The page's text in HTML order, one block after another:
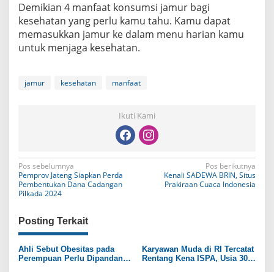
Demikian 4 manfaat konsumsi jamur bagi
kesehatan yang perlu kamu tahu. Kamu dapat
memasukkan jamur ke dalam menu harian kamu
untuk menjaga kesehatan.
jamur kesehatan manfaat
Ikuti Kami
N
a
i
g
a
Pos sebelumnya
Pemprov Jateng Siapkan Perda
Pembentukan Dana Cadangan
Pilkada 2024
Pos berikutnya
Kenali SADEWA BRIN, Situs
Prakiraan Cuaca Indonesia
Posting Terkait
Ahli Sebut Obesitas pada
Perempuan Perlu Dipandang
Karyawan Muda di RI Tercatat
Rentang Kena ISPA, Usia 30